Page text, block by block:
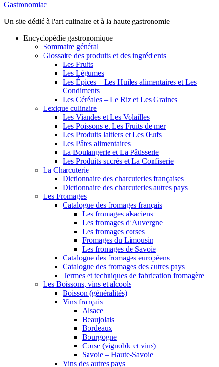
Gastronomiac
Un site dédié à l'art culinaire et à la haute gastronomie
Encyclopédie gastronomique
Sommaire général
Glossaire des produits et des ingrédients
Les Fruits
Les Légumes
Les Épices – Les Huiles alimentaires et Les
Condiments
Les Céréales – Le Riz et Les Graines
Lexique culinaire
Les Viandes et Les Volailles
Les Poissons et Les Fruits de mer
Les Produits laitiers et Les Œufs
Les Pâtes alimentaires
La Boulangerie et La Pâtisserie
Les Produits sucrés et La Confiserie
La Charcuterie
Dictionnaire des charcuteries françaises
Dictionnaire des charcuteries autres pays
Les Fromages
Catalogue des fromages français
Les fromages alsaciens
Les fromages d’Auvergne
Les fromages corses
Fromages du Limousin
Les fromages de Savoie
Catalogue des fromages européens
Catalogue des fromages des autres pays
Termes et techniques de fabrication fromagère
Les Boissons, vins et alcools
Boisson (généralités)
Vins français
Alsace
Beaujolais
Bordeaux
Bourgogne
Corse (vignoble et vins)
Savoie – Haute-Savoie
Vins des autres pays